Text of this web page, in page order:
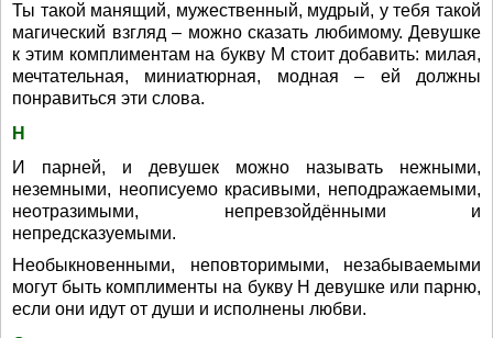
Ты такой манящий, мужественный, мудрый, у тебя такой
магический взгляд – можно сказать любимому. Девушке
к этим комплиментам на букву М стоит добавить: милая,
мечтательная, миниатюрная, модная – ей должны
понравиться эти слова.
Н
И парней, и девушек можно называть нежными,
неземными, неописуемо красивыми, неподражаемыми,
неотразимыми, непревзойдёнными и
непредсказуемыми.
Необыкновенными, неповторимыми, незабываемыми
могут быть комплименты на букву Н девушке или парню,
если они идут от души и исполнены любви.